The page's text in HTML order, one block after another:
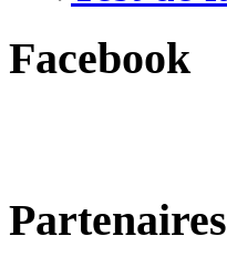
Facebook
Partenaires